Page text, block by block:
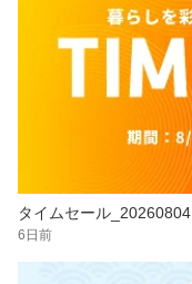
タイムセール_20260804
6日前